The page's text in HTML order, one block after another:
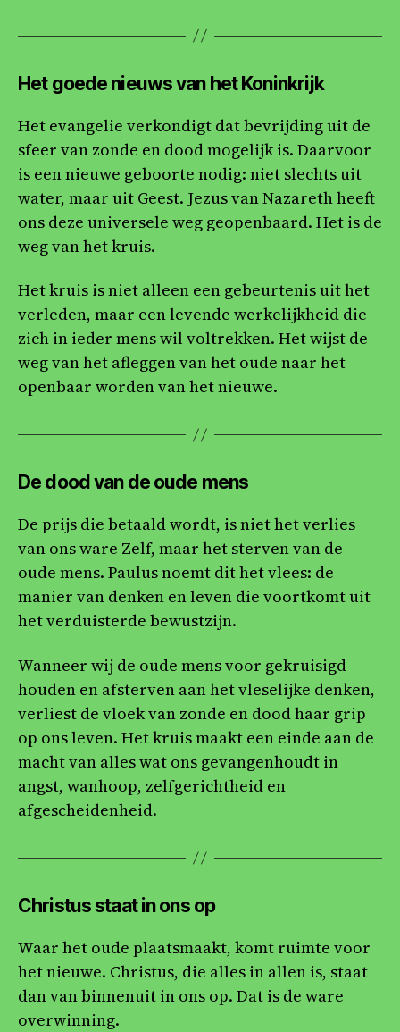
Het goede nieuws van het Koninkrijk
Het evangelie verkondigt dat bevrijding uit de
sfeer van zonde en dood mogelijk is. Daarvoor
is een nieuwe geboorte nodig: niet slechts uit
water, maar uit Geest. Jezus van Nazareth heeft
ons deze universele weg geopenbaard. Het is de
weg van het kruis.
Het kruis is niet alleen een gebeurtenis uit het
verleden, maar een levende werkelijkheid die
zich in ieder mens wil voltrekken. Het wijst de
weg van het afleggen van het oude naar het
openbaar worden van het nieuwe.
De dood van de oude mens
De prijs die betaald wordt, is niet het verlies
van ons ware Zelf, maar het sterven van de
oude mens. Paulus noemt dit het vlees: de
manier van denken en leven die voortkomt uit
het verduisterde bewustzijn.
Wanneer wij de oude mens voor gekruisigd
houden en afsterven aan het vleselijke denken,
verliest de vloek van zonde en dood haar grip
op ons leven. Het kruis maakt een einde aan de
macht van alles wat ons gevangenhoudt in
angst, wanhoop, zelfgerichtheid en
afgescheidenheid.
Christus staat in ons op
Waar het oude plaatsmaakt, komt ruimte voor
het nieuwe. Christus, die alles in allen is, staat
dan van binnenuit in ons op. Dat is de ware
overwinning.